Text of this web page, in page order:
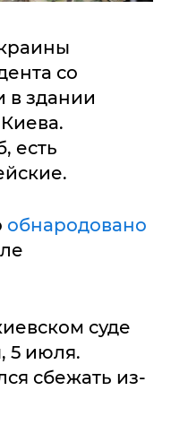
со
в здании
есть
обнародовано
суде
5 июля.
сбежать из-